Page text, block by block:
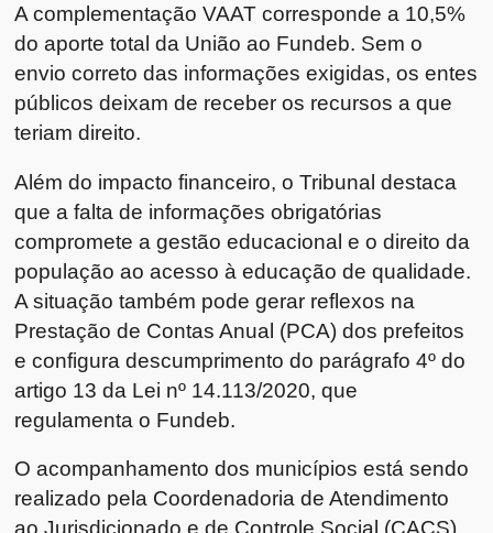
A complementação VAAT corresponde a 10,5%
do aporte total da União ao Fundeb. Sem o
envio correto das informações exigidas, os entes
públicos deixam de receber os recursos a que
teriam direito.
Além do impacto financeiro, o Tribunal destaca
que a falta de informações obrigatórias
compromete a gestão educacional e o direito da
população ao acesso à educação de qualidade.
A situação também pode gerar reflexos na
Prestação de Contas Anual (PCA) dos prefeitos
e configura descumprimento do parágrafo 4º do
artigo 13 da Lei nº 14.113/2020, que
regulamenta o Fundeb.
O acompanhamento dos municípios está sendo
realizado pela Coordenadoria de Atendimento
ao Jurisdicionado e de Controle Social (CACS)